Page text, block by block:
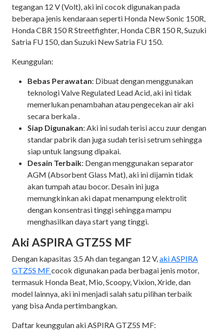
tegangan 12 V (Volt), aki ini cocok digunakan pada
beberapa jenis kendaraan seperti Honda New Sonic 150R,
Honda CBR 150 R Streetfighter, Honda CBR 150 R, Suzuki
Satria FU 150, dan Suzuki New Satria FU 150.
Keunggulan:
Bebas Perawatan: Dibuat dengan menggunakan
teknologi Valve Regulated Lead Acid, aki ini tidak
memerlukan penambahan atau pengecekan air aki
secara berkala .
Siap Digunakan: Aki ini sudah terisi accu zuur dengan
standar pabrik dan juga sudah terisi setrum sehingga
siap untuk langsung dipakai.
Desain Terbaik: Dengan menggunakan separator
AGM (Absorbent Glass Mat), aki ini dijamin tidak
akan tumpah atau bocor. Desain ini juga
memungkinkan aki dapat menampung elektrolit
dengan konsentrasi tinggi sehingga mampu
menghasilkan daya start yang tinggi.
Aki ASPIRA GTZ5S MF
Dengan kapasitas 3.5 Ah dan tegangan 12 V,aki ASPIRA
GTZ5S MFcocok digunakan pada berbagai jenis motor,
termasuk Honda Beat, Mio, Scoopy, Vixion, Xride, dan
model lainnya, aki ini menjadi salah satu pilihan terbaik
yang bisa Anda pertimbangkan.
Daftar keunggulan aki ASPIRA GTZ5S MF: